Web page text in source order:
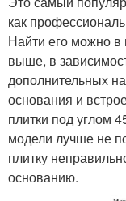
как
Найти его можно в
выше, в
дополнительных
основания и
плитки под углом
модели лучше не
плитку
основанию.